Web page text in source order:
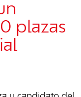
plazas